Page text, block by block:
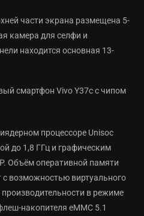
части экрана размещена 5-
камера для селфи и
находится основная 13-
процессоре Unisoc
до 1,8 ГГц и графическим
Объём оперативной памяти
с возможностью виртуального
в режиме
накопителя eMMC 5.1